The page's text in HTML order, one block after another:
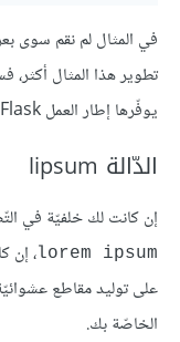
في المثال لم نقم
تطوير هذا المثال أكثر،
يوفّرها إطار العمل Flask لربط كلّ رقم بالصّفحة الخاصّة به.
الدّالة lipsum
إن كانت لك خلفيّة في
lorem ipsum ، إن
الخاصّة بك.